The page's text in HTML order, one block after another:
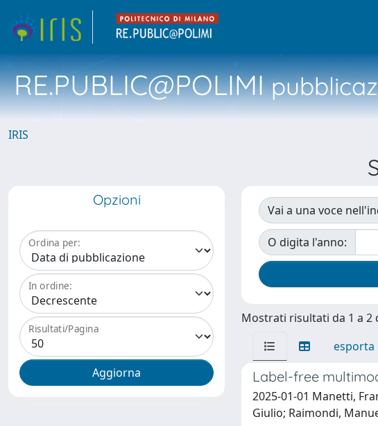
RE.PUBLIC@POLIMI
IRIS
Opzioni
Ordina per:
In ordine:
Risultati/Pagina
Vai a una voce
O digita l'anno:
Mostrati risultati da 1 a 2
esporta
Label-free
2025-01-01 Manetti,
Giulio; Raimondi,